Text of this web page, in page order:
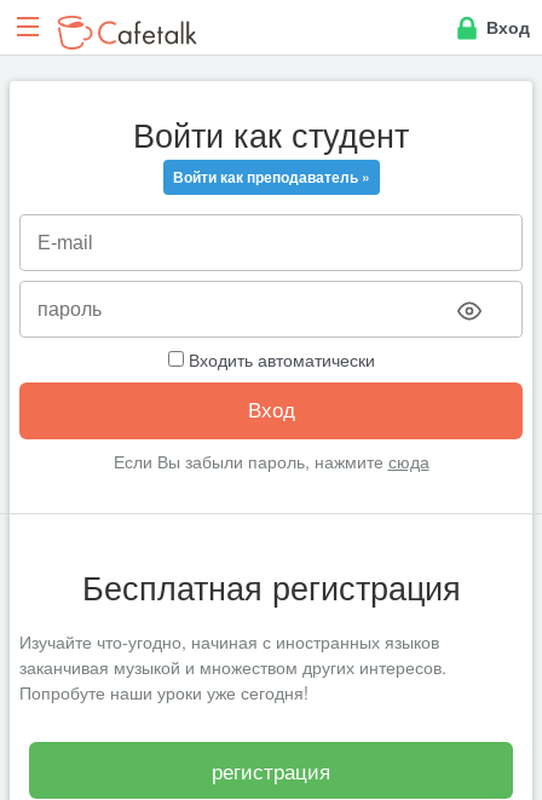
Вход
Войти как студент
Войти как преподаватель »
Входить автоматически
Если Вы забыли пароль, нажмите сюда
Бесплатная регистрация
Изучайте что-угодно, начиная с иностранных языков
заканчивая музыкой и множеством других интересов.
Попробуте наши уроки уже сегодня!
регистрация